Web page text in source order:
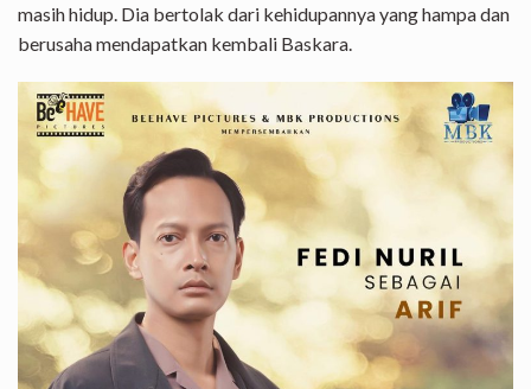
masih hidup. Dia bertolak dari kehidupannya yang hampa dan
berusaha mendapatkan kembali Baskara.